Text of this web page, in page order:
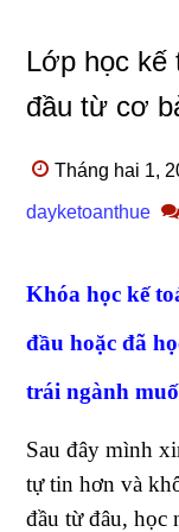
Lớp học kế
đầu từ cơ
Tháng hai 1,
dayketoanthue
Khóa học kế
đầu hoặc đã
trái ngành
Sau đây mình
tự tin hơn và
đầu từ đâu, học